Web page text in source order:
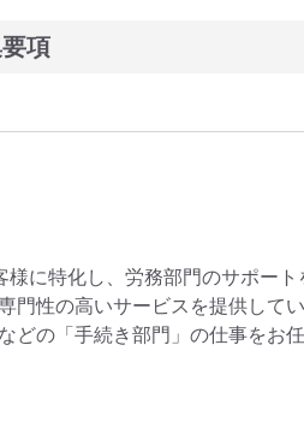
項
に特化し、労務部門のサポー
門性の高いサービスを提供して
どの「手続き部門」の仕事をお任